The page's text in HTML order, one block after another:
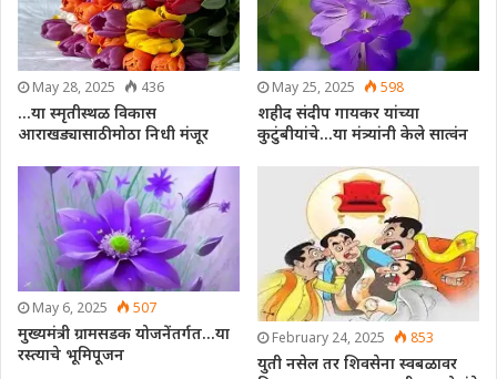
May 28, 2025 436
…या स्मृतीस्थळ विकास
आराखड्यासाठी मोठा निधी मंजूर
May 25, 2025 598
शहीद संदीप गायकर यांच्या
कुटुंबीयांचे…या मंत्र्यांनी केले सात्वंन
May 6, 2025 507
मुख्यमंत्री ग्रामसडक योजनेंतर्गत…या
रस्त्याचे भूमिपूजन
February 24, 2025 853
युती नसेल तर शिवसेना स्वबळावर